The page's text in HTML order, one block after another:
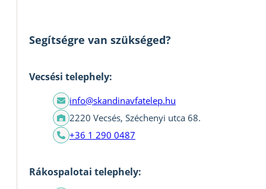
Segítségre van szükséged?
Vecsési telephely:
info@skandinavfatelep.hu
2220 Vecsés, Széchenyi utca 68.
+36 1 290 0487
Rákospalotai telephely: